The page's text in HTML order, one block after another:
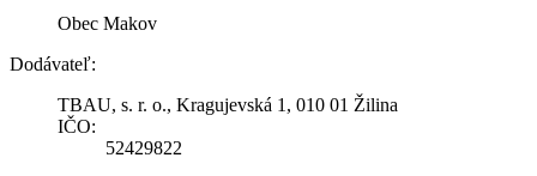
Obec Makov
Dodávateľ:
TBAU, s. r. o., Kragujevská 1, 010 01 Žilina
IČO:
52429822